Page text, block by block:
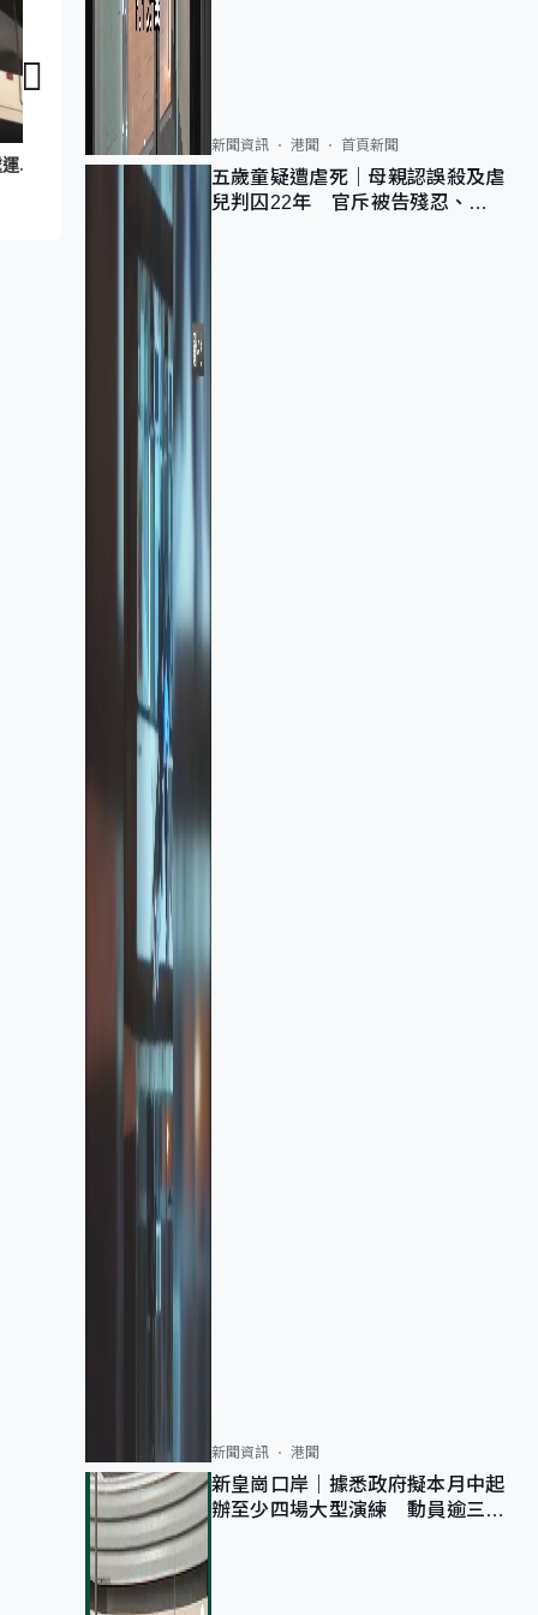
記者實測｜智創未來｜雲巴於內地多處運行 比亞迪期望引入本港 智創未來｜藝術✕科技
新聞資訊 港聞 首頁新聞
五歲童疑遭虐死｜母親認誤殺及虐
兒判囚22年 官斥被告殘忍、同
新聞資訊 港聞
新皇崗口岸｜據悉政府擬本月中起
辦至少四場大型演練 動員逾三萬